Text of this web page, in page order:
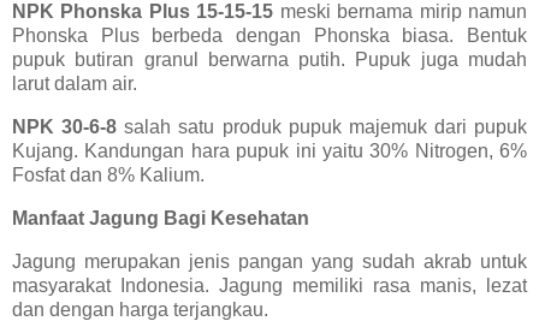
NPK Phonska Plus 15-15-15 meski bernama mirip namun
Phonska Plus berbeda dengan Phonska biasa. Bentuk
pupuk butiran granul berwarna putih. Pupuk juga mudah
larut dalam air.
NPK 30-6-8salah satu produk pupuk majemuk dari pupuk
Kujang. Kandungan hara pupuk ini yaitu 30% Nitrogen, 6%
Fosfat dan 8% Kalium.
Manfaat Jagung Bagi Kesehatan
Jagung merupakan jenis pangan yang sudah akrab untuk
masyarakat Indonesia. Jagung memiliki rasa manis, lezat
dan dengan harga terjangkau.